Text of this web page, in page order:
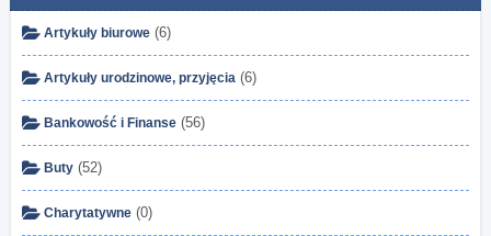
Artykuły biurowe (6)
Artykuły urodzinowe, przyjęcia (6)
Bankowość i Finanse (56)
Buty (52)
Charytatywne (0)